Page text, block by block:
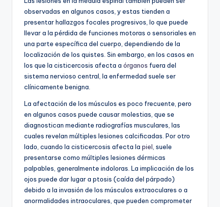
observadas en algunos casos, y estas tienden a
presentar hallazgos focales progresivos, lo que puede
llevar a la pérdida de funciones motoras o sensoriales en
una parte específica del cuerpo, dependiendo de la
localización de los quistes. Sin embargo, en los casos en
los que la cisticercosis afecta a órganos fuera del
sistema nervioso central, la enfermedad suele ser
clínicamente benigna.
La afectación de los músculos es poco frecuente, pero
en algunos casos puede causar molestias, que se
diagnostican mediante radiografías musculares, las
cuales revelan múltiples lesiones calcificadas. Por otro
lado, cuando la cisticercosis afecta la piel , suele
presentarse como múltiples lesiones dérmicas
palpables, generalmente indoloras. La implicación de los
ojos puede dar lugar a ptosis (caída del párpado)
debido a la invasión de los músculos extraoculares o a
anormalidades intraoculares, que pueden comprometer